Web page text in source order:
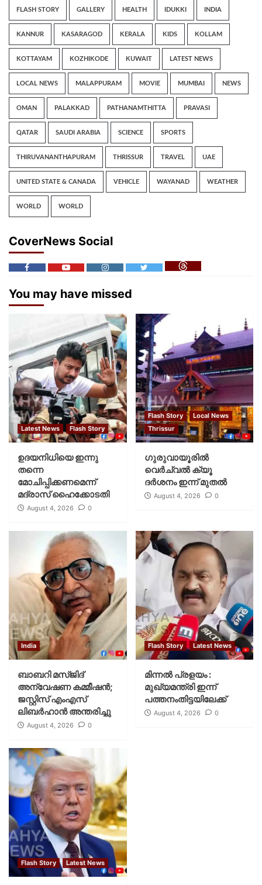
FLASH STORY GALLERY HEALTH IDUKKI INDIA
KANNUR KASARAGOD KERALA KIDS KOLLAM
KOTTAYAM KOZHIKODE KUWAIT LATEST NEWS
LOCAL NEWS MALAPPURAM MOVIE MUMBAI NEWS
OMAN PALAKKAD PATHANAMTHITTA PRAVASI
QATAR SAUDI ARABIA SCIENCE SPORTS
THIRUVANANTHAPURAM THRISSUR TRAVEL UAE
UNITED STATE & CANADA VEHICLE WAYANAD WEATHER
WORLD WORLD
CoverNews Social
You may have missed
Latest News Flash Story
ഉദയനിധിയെ ഇന്നു
തന്നെ
മോചിപ്പിക്കണമെന്ന്
മദ്രാസ് ഹൈക്കോടതി
August 4, 2026 0
Flash Story
Local News
Thrissur
ഗുരുവായൂരില്‍
വെര്‍ച്വല്‍ ക്യൂ
ദര്‍ശനം ഇന്ന് മുതല്‍
August 4, 2026 0
India
ബാബറി മസ്ജിദ്
അന്വേഷണ കമ്മീഷന്‍;
ജസ്റ്റിസ് എംഎസ്
ലിബര്‍ഹാന്‍ അന്തരിച്ചു
August 4, 2026 0
Flash Story Latest News
മിന്നല്‍ പ്രളയം :
മുഖ്യമന്ത്രി ഇന്ന്
പത്തനംതിട്ടയിലേക്ക്
August 4, 2026 0
Flash Story Latest News